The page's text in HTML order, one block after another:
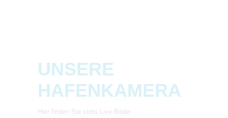
UNSERE
HAFENKAMERA
Hier finden Sie stets Live-Bilder.